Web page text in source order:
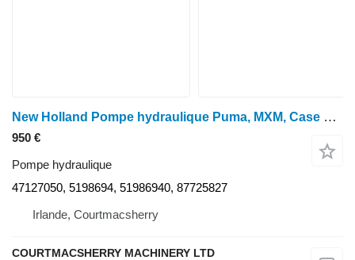
New Holland Pompe hydraulique Puma, MXM, Case T6070, série MXU 51986940 47127050 pour tracteur à roues
950 €
Pompe hydraulique
47127050, 5198694, 51986940, 87725827
Irlande, Courtmacsherry
COURTMACSHERRY MACHINERY LTD